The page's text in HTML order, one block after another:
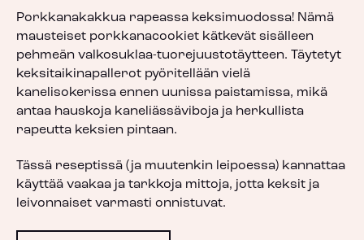
Porkkanakakkua rapeassa keksimuodossa! Nämä
mausteiset porkkanacookiet kätkevät sisälleen
pehmeän valkosuklaa-tuorejuustotäytteen. Täytetyt
keksitaikinapallerot pyöritellään vielä
kanelisokerissa ennen uunissa paistamissa, mikä
antaa hauskoja kaneliässäviboja ja herkullista
rapeutta keksien pintaan.
Tässä reseptissä (ja muutenkin leipoessa) kannattaa
käyttää vaakaa ja tarkkoja mittoja, jotta keksit ja
leivonnaiset varmasti onnistuvat.